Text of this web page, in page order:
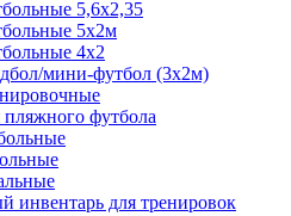
5,6х2,35
5х2м
4х2
мини-футбол (3х2м)
пляжного футбола
инвентарь для тренировок